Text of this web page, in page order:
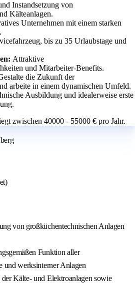
Instandsetzung von
Kälteanlagen.
Unternehmen mit einem starken
bis zu 35 Urlaubstage und
Attraktive
und Mitarbeiter-Benefits.
die Zukunft der
arbeite in einem dynamischen Umfeld.
Ausbildung und idealerweise erste
zwischen 40000 - 55000 € pro Jahr.
von großküchentechnischen Anlagen
Funktion aller
und werksinterner Anlagen
Kälte- und Elektroanlagen sowie